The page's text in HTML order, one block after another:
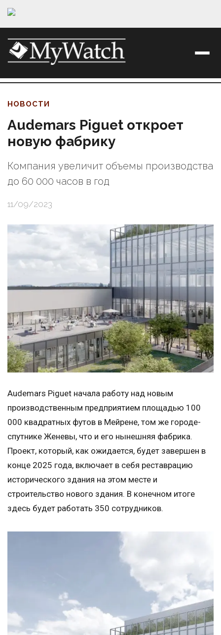
НОВОСТИ
Audemars Piguet откроет
новую фабрику
Компания увеличит объемы производства
до 60 000 часов в год
11/09/2023
Audemars Piguet начала работу над новым
производственным предприятием площадью 100
000 квадратных футов в Мейрене, том же городе-
спутнике Женевы, что и его нынешняя фабрика.
Проект, который, как ожидается, будет завершен в
конце 2025 года, включает в себя реставрацию
исторического здания на этом месте и
строительство нового здания. В конечном итоге
здесь будет работать 350 сотрудников.